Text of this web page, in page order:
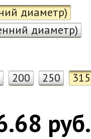
диаметр)
диаметр)
200 250 315
руб.